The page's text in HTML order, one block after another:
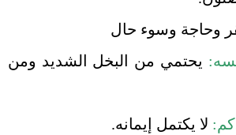
وحاجة وسوء حال
يحتمي من البخل الشديد ومن
لا يكتمل إيمانه.